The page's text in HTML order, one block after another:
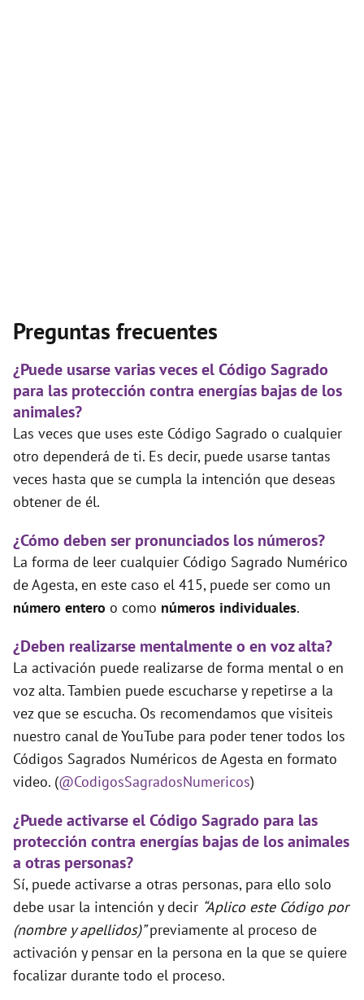
Preguntas frecuentes
¿Puede usarse varias veces el Código Sagrado
para las protección contra energías bajas de los
animales?
Las veces que uses este Código Sagrado o cualquier
otro dependerá de ti. Es decir, puede usarse tantas
veces hasta que se cumpla la intención que deseas
obtener de él.
¿Cómo deben ser pronunciados los números?
La forma de leer cualquier Código Sagrado Numérico
de Agesta, en este caso el 415, puede ser como un
número entero o como números individuales.
¿Deben realizarse mentalmente o en voz alta?
La activación puede realizarse de forma mental o en
voz alta. Tambien puede escucharse y repetirse a la
vez que se escucha. Os recomendamos que visiteis
nuestro canal de YouTube para poder tener todos los
Códigos Sagrados Numéricos de Agesta en formato
video. (@CodigosSagradosNumericos)
¿Puede activarse el Código Sagrado para las
protección contra energías bajas de los animales
a otras personas?
Sí, puede activarse a otras personas, para ello solo
debe usar la intención y decir “Aplico este Código por
(nombre y apellidos)”previamente al proceso de
activación y pensar en la persona en la que se quiere
focalizar durante todo el proceso.